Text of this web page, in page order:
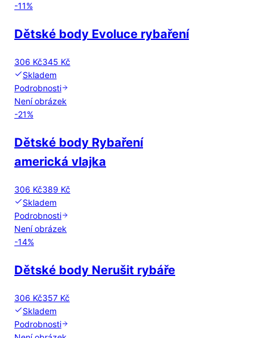
-11%
Dětské body Evoluce rybaření
306 Kč345 Kč
Skladem
Podrobnosti
Není obrázek
-21%
Dětské body Rybaření
americká vlajka
306 Kč389 Kč
Skladem
Podrobnosti
Není obrázek
-14%
Dětské body Nerušit rybáře
306 Kč357 Kč
Skladem
Podrobnosti